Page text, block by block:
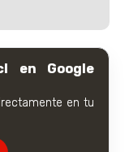
en Google
en tu